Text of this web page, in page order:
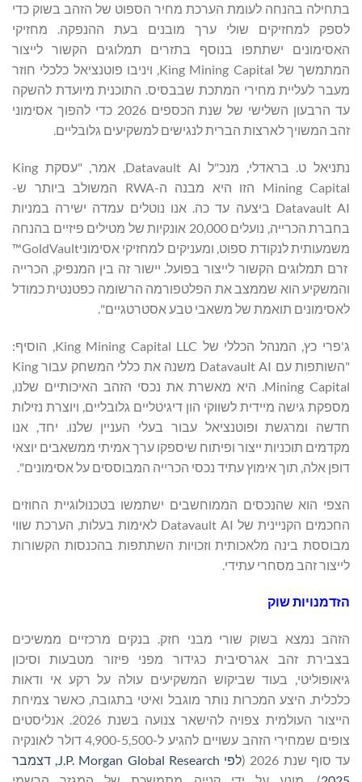
בתחילה בהנחה לעומת הערכת מחיר הספוט של הזהב בשוק כדי
לספק למחזיקים שולי ערך מובנים בעת ההנפקה. מחזיקי
האסימונים ישתתפו בנוסף בתזרים תמלוגים הקשור לייצור
המתמשך של King Mining Capital, ויניבו פוטנציאל כלכלי חוזר
מעבר לעליית מחירי המתכת שבבסיס. התוכנית מיועדת להשקה
עד הרבעון השלישי של שנת הכספים 2026 כדי להפוך אסימוני
זהב המשויך לארצות הברית לנגישים למשקיעים גלובליים.
נתניאל ט. בראדלי, מנכ"ל Datavault AI, אמר, "עסקת King
Mining Capital הזו היא מבנה ה-RWA המשולב ביותר ש-
Datavault AI ביצעה עד כה. אנו נוטלים עמדה ישירה במניות
בחברת הכרייה, נועלים 20,000 אונקיות של מטילים פיזיים בהנחה
משמעותית לנקודת ספוט, ומעניקים למחזיקי אסימוניGoldVault™
זרם תמלוגים הקשור לייצור בפועל. יישור זה בין המנפיק, הכרייה
והמשקיע הוא שממצב את הפלטפורמה הרשומה כפטנטית כמודל
לאסימונים תואמת של משאבי טבע אסטרטגיים".
ג'פרי כץ, המנהל הכללי של King Mining Capital LLC, הוסיף:
"השותפות עם Datavault AI משנה את כללי המשחק עבור King
Mining Capital. היא מאשרת את נכסי הזהב האיכותיים שלנו,
מספקת גישה מיידית לשווקי הון דיגיטליים גלובליים, ויוצרת נזילות
חדשה ומרגשת ופוטנציאל עבור בעלי העניין שלנו. יחד, אנו
מקדמים תוכניות ייצור ופיתוח שיספקו ערך אמיתי ממשאבים יוצאי
דופן אלה, תוך אימוץ עתיד נכסי הכרייה המבוססים על אסימונים".
הצפי הוא שהנכסים הממוחשבים ישתמשו בטכנולוגיית החוזים
החכמים הקניינית של Datavault AI לאימות בעלות, הערכת שווי
מבוססת בינה מלאכותית וזכויות השתתפות בהכנסות הקשורות
לייצור זהב מסחרי עתידי.
הזדמנויות שוק
הזהב נמצא בשוק שורי מבני חזק. בנקים מרכזיים ממשיכים
בצבירת זהב אגרסיבית כגידור מפני פיזור מטבעות וסיכון
גיאופוליטי, בעוד שביקוש המשקיעים עולה על רקע אי ודאות
כלכלית. היצע המכרות נותר מוגבל ואיטי בתגובה, כאשר צמיחת
הייצור העולמית צפויה להישאר צנועה בשנת 2026. אנליסטים
צופים שמחירי הזהב עשויים להגיע ל-4,900-5,500 דולר לאונקיה
עד סוף שנת 2026 (
לפי J.P. Morgan Global Research, דצמבר